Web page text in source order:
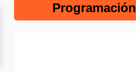
Programación